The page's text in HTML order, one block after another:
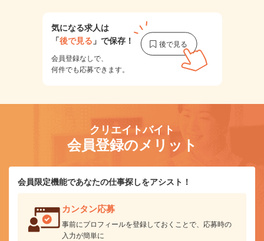
気になる求人は
「後で見る 」で保存！
会員登録なしで、
何件でも応募できます。
クリエイトバイト
会員登録のメリット
会員限定機能であなたの仕事探しをアシスト！
カンタン応募
事前にプロフィールを登録しておくことで、応募時の
入力が簡単に